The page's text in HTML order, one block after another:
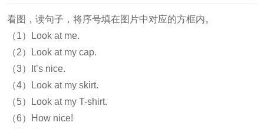
看图，读句子，将序号填在图片中对应的方框内。
（1）Look at me.
（2）Look at my cap.
（3）It’s nice.
（4）Look at my skirt.
（5）Look at my T-shirt.
（6）How nice!